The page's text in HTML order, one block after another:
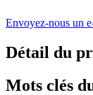
Envoyez-nous un
Détail du
Mots clés